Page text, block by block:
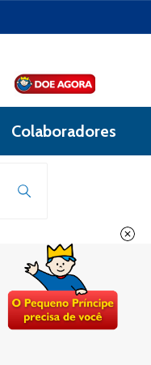
Colaboradores